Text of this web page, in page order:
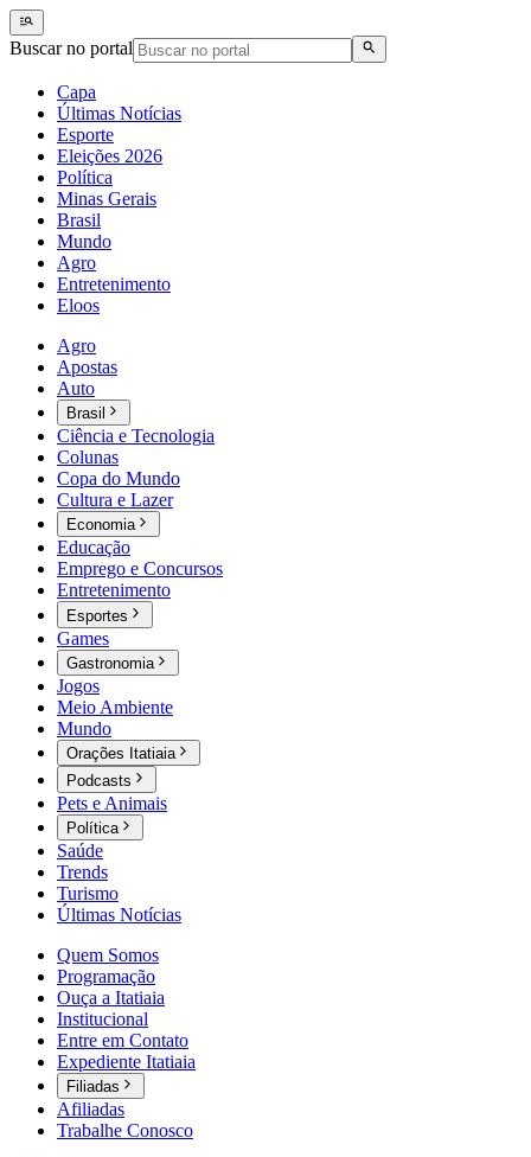
Buscar no portal
Capa
Últimas Notícias
Esporte
Eleições 2026
Política
Minas Gerais
Brasil
Mundo
Agro
Entretenimento
Eloos
Agro
Apostas
Auto
Brasil
Ciência e Tecnologia
Colunas
Copa do Mundo
Cultura e Lazer
Economia
Educação
Emprego e Concursos
Entretenimento
Esportes
Games
Gastronomia
Jogos
Meio Ambiente
Mundo
Orações Itatiaia
Podcasts
Pets e Animais
Política
Saúde
Trends
Turismo
Últimas Notícias
Quem Somos
Programação
Ouça a Itatiaia
Institucional
Entre em Contato
Expediente Itatiaia
Filiadas
Afiliadas
Trabalhe Conosco